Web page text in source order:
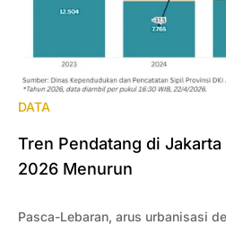
DATA
Tren Pendatang di
2026 Menurun
Pasca-Lebaran, arus urbanisasi